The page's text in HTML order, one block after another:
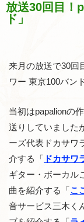
放送30回目！
ド」
来月の放送で30回
ワー 東京100バン
当初はpapalionの
送りしていました
ーズ代表ドカサワ
介する「 ドカサワ
ギター・ボーカル
曲を紹介する「こ
音サービス三木く